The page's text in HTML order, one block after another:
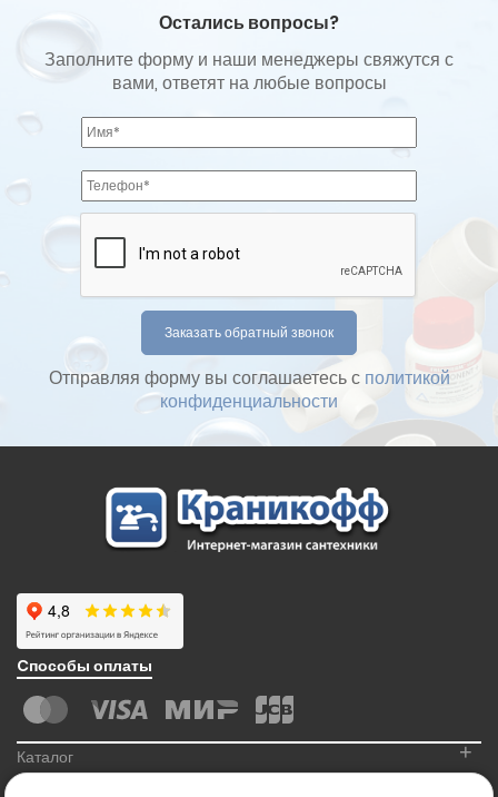
Остались вопросы?
Заполните форму и наши менеджеры свяжутся с
вами, ответят на любые вопросы
Отправляя форму вы соглашаетесь с политикой
конфиденциальности
Cпособы оплаты
Каталог +